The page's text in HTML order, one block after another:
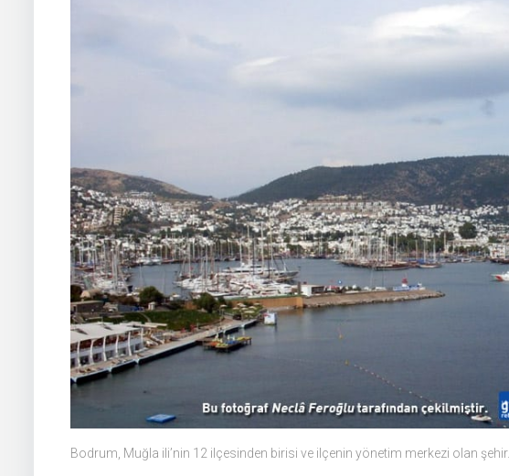
Bodrum, Muğla ili’nin 12 ilçesinden birisi ve ilçenin yönetim merkezi olan şehir.